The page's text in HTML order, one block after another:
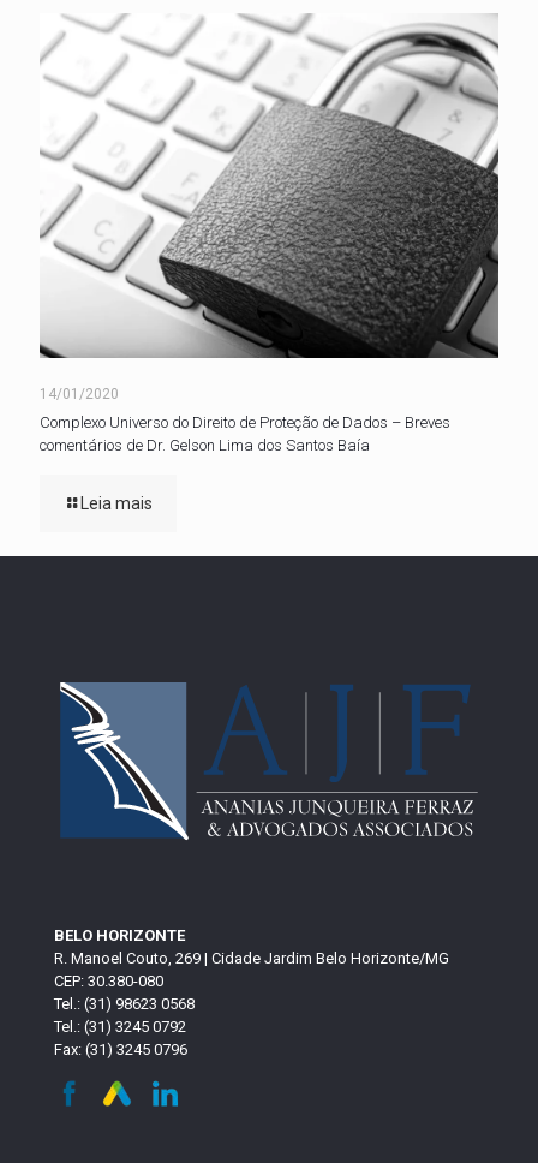
14/01/2020
Complexo Universo do Direito de Proteção de Dados – Breves
comentários de Dr. Gelson Lima dos Santos Baía
Leia mais
BELO HORIZONTE
R. Manoel Couto, 269 | Cidade Jardim Belo Horizonte/MG
CEP: 30.380-080
Tel.: (31) 98623 0568
Tel.: (31) 3245 0792
Fax: (31) 3245 0796